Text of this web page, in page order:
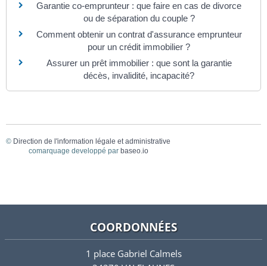
Garantie co-emprunteur : que faire en cas de divorce
ou de séparation du couple ?
Comment obtenir un contrat d'assurance emprunteur
pour un crédit immobilier ?
Assurer un prêt immobilier : que sont la garantie
décès, invalidité, incapacité?
© Direction de l'information légale et administrative
comarquage developpé par baseo.io
COORDONNÉES
1 place Gabriel Calmels